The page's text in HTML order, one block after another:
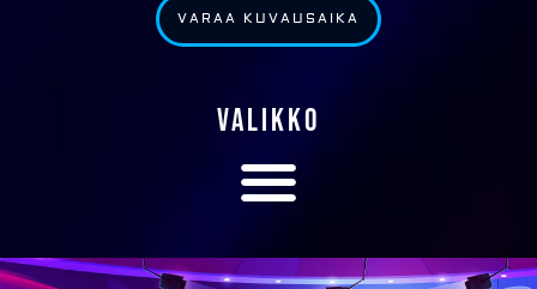
VARAA KUVAUSAIKA
VALIKKO